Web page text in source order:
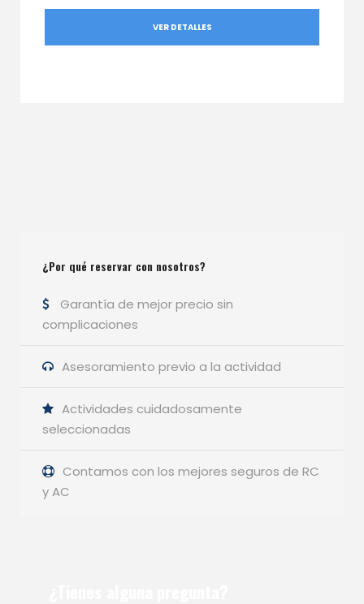
VER DETALLES
¿Por qué reservar con nosotros?
Garantía de mejor precio sin
complicaciones
Asesoramiento previo a la actividad
Actividades cuidadosamente
seleccionadas
Contamos con los mejores seguros de RC
y AC